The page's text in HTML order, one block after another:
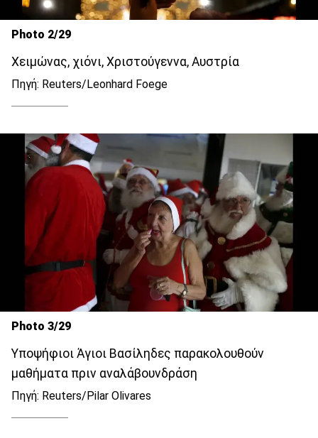
Photo 2/29
Χειμώνας, χιόνι, Χριστούγεννα, Αυστρία
Πηγή: Reuters/Leonhard Foege
Photo 3/29
Υποψήφιοι Άγιοι Βασίληδες παρακολουθούν
μαθήματα πριν αναλάβουνδράση
Πηγή: Reuters/Pilar Olivares